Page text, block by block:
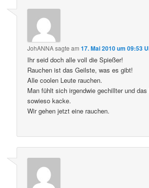
JohANNAsagte am17. Mai 2010 um 09:53
Ihr seid doch alle voll die Spießer!
Rauchen ist das Geilste, was es gibt!
Alle coolen Leute rauchen.
Man fühlt sich irgendwie gechillter und
sowieso kacke.
Wir gehen jetzt eine rauchen.